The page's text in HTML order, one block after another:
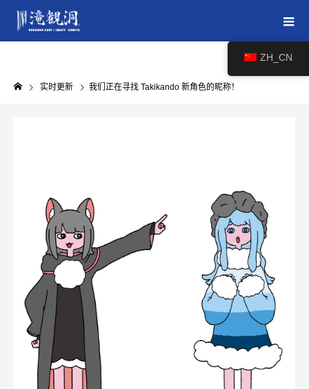
实时更新 我们正在寻找 Takikando 新角色的昵称！
ZH_CN